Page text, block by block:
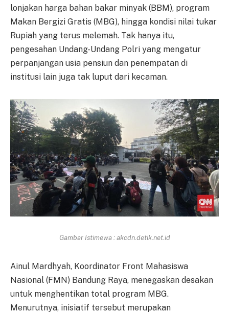
lonjakan harga bahan bakar minyak (BBM), program
Makan Bergizi Gratis (MBG), hingga kondisi nilai tukar
Rupiah yang terus melemah. Tak hanya itu,
pengesahan Undang-Undang Polri yang mengatur
perpanjangan usia pensiun dan penempatan di
institusi lain juga tak luput dari kecaman.
Gambar Istimewa : akcdn.detik.net.id
Ainul Mardhyah, Koordinator Front Mahasiswa
Nasional (FMN) Bandung Raya, menegaskan desakan
untuk menghentikan total program MBG.
Menurutnya, inisiatif tersebut merupakan